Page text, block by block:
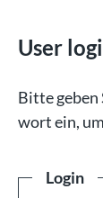
User
Bit­te ge­ben
wort ein,
Login